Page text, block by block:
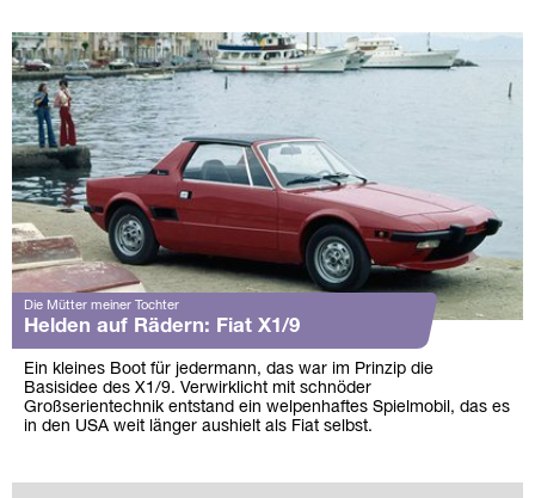
Die Mütter meiner Tochter
Helden auf Rädern: Fiat X1/9
Ein kleines Boot für jedermann, das war im Prinzip die
Basisidee des X1/9. Verwirklicht mit schnöder
Großserientechnik entstand ein welpenhaftes Spielmobil, das es
in den USA weit länger aushielt als Fiat selbst.